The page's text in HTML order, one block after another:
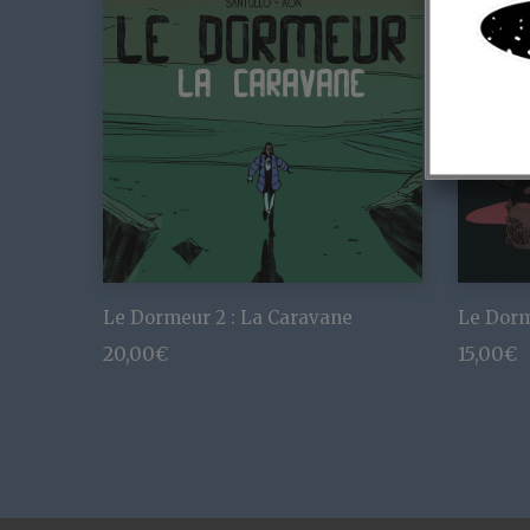
Le Dormeur 2 : La Caravane
20,00€
Le
15,00€